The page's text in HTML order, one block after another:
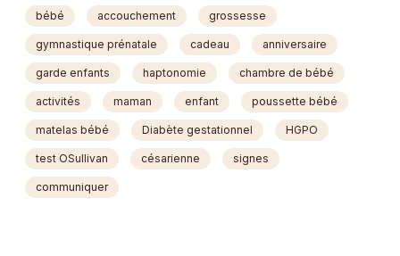
bébé accouchement grossesse
gymnastique prénatale cadeau anniversaire
garde enfants haptonomie chambre de bébé
activités maman enfant poussette bébé
matelas bébé Diabète gestationnel HGPO
test OSullivan césarienne signes
communiquer